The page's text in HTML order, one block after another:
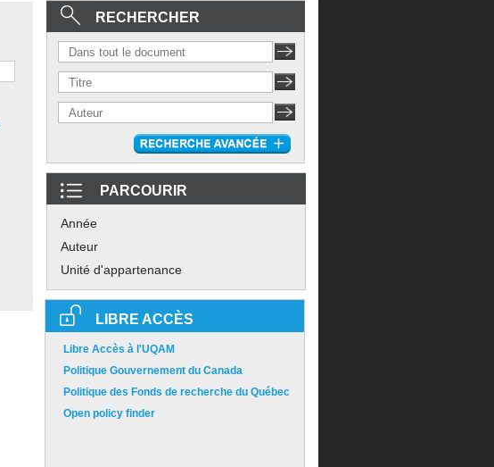
RECHERCHER
PARCOURIR
Année
Auteur
Unité d'appartenance
LIBRE ACCÈS
Libre Accès à l'UQAM
Politique Gouvernement du Canada
Politique des Fonds de recherche du Québec
Open policy finder